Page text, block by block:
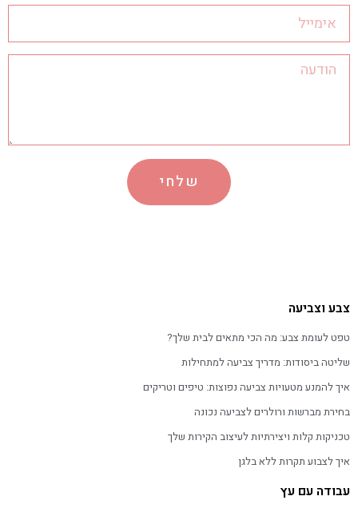
שלחי
צבע וצביעה
טפט לעומת צבע: מה הכי מתאים לבית שלך?
שליטה ביסודות: מדריך צביעה למתחילות
איך להמנע מטעויות צביעה נפוצות: טיפים וטריקים
בחירת מברשות ורולרים לצביעה נכונה
טכניקות קלות ויצירתיות לעיצוב הקירות שלך
איך לצבוע תקרות ללא בלגן
עבודה עם עץ